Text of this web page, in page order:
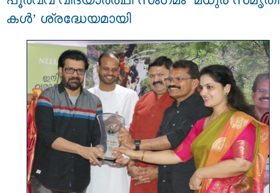
കൾ’ ശ്രദ്ധേയമായി